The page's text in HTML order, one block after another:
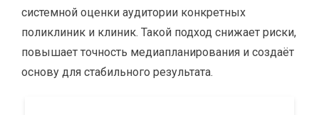
системной оценки аудитории конкретных
поликлиник и клиник. Такой подход снижает риски,
повышает точность медиапланирования и создаёт
основу для стабильного результата.